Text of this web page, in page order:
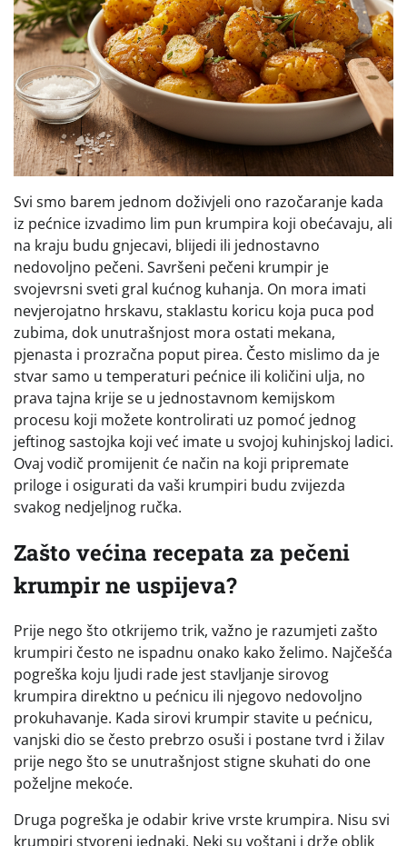
Svi smo barem jednom doživjeli ono razočaranje kada
iz pećnice izvadimo lim pun krumpira koji obećavaju, ali
na kraju budu gnjecavi, blijedi ili jednostavno
nedovoljno pečeni. Savršeni pečeni krumpir je
svojevrsni sveti gral kućnog kuhanja. On mora imati
nevjerojatno hrskavu, staklastu koricu koja puca pod
zubima, dok unutrašnjost mora ostati mekana,
pjenasta i prozračna poput pirea. Često mislimo da je
stvar samo u temperaturi pećnice ili količini ulja, no
prava tajna krije se u jednostavnom kemijskom
procesu koji možete kontrolirati uz pomoć jednog
jeftinog sastojka koji već imate u svojoj kuhinjskoj ladici.
Ovaj vodič promijenit će način na koji pripremate
priloge i osigurati da vaši krumpiri budu zvijezda
svakog nedjeljnog ručka.
Zašto većina recepata za pečeni
krumpir ne uspijeva?
Prije nego što otkrijemo trik, važno je razumjeti zašto
krumpiri često ne ispadnu onako kako želimo. Najčešća
pogreška koju ljudi rade jest stavljanje sirovog
krumpira direktno u pećnicu ili njegovo nedovoljno
prokuhavanje. Kada sirovi krumpir stavite u pećnicu,
vanjski dio se često prebrzo osuši i postane tvrd i žilav
prije nego što se unutrašnjost stigne skuhati do one
poželjne mekoće.
Druga pogreška je odabir krive vrste krumpira. Nisu svi
krumpiri stvoreni jednaki. Neki su voštani i drže oblik